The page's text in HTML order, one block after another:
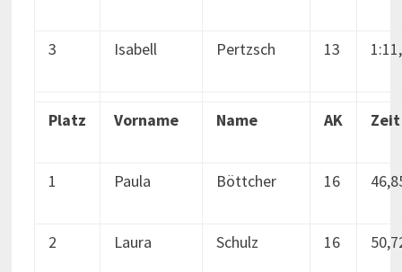
3 Isabell Pertzsch 13
Platz Vorname Name AK Zeit
1 Paula Böttcher 16
2 Laura Schulz 16